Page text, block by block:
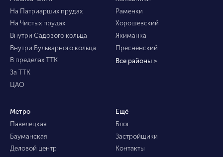
На Патриарших прудах
На Чистых прудах
Внутри Садового кольца
Внутри Бульварного кольца
В пределах ТТК
За ТТК
ЦАО
Раменки
Хорошевский
Якиманка
Пресненский
Все районы >
Метро
Павелецкая
Бауманская
Деловой центр
Ещё
Блог
Застройщики
Контакты